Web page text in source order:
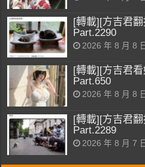
[轉載][方吉君
Part.2290
2026 年 8 月 8
[轉載][方吉君
Part.650
2026 年 8 月 8
[轉載][方吉君
Part.2289
2026 年 8 月 7